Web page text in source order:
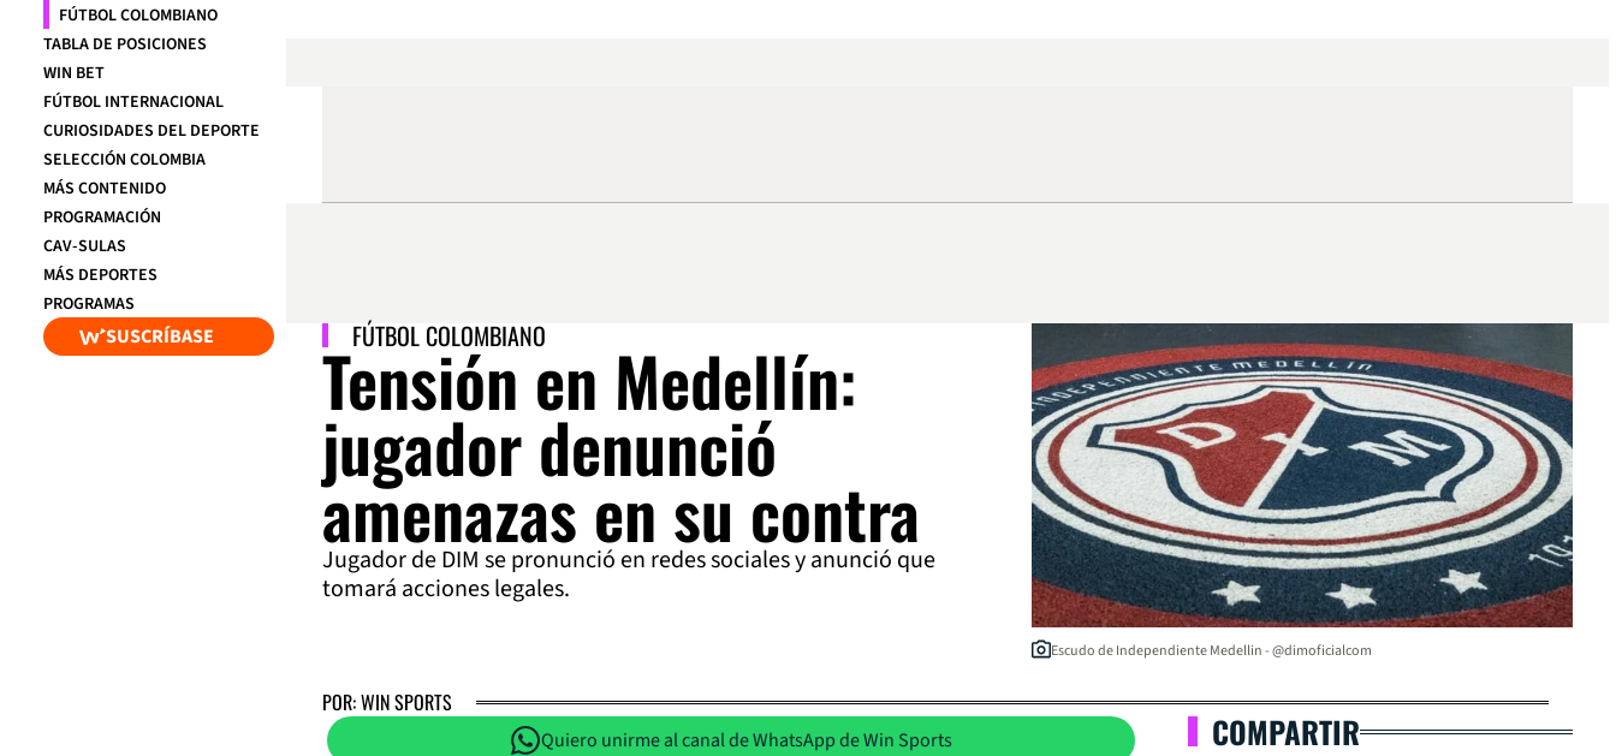
FÚTBOL COLOMBIANO
TABLA DE POSICIONES
WIN BET
FÚTBOL INTERNACIONAL
CURIOSIDADES DEL DEPORTE
SELECCIÓN COLOMBIA
MÁS CONTENIDO
PROGRAMACIÓN
CAV-SULAS
MÁS DEPORTES
PROGRAMAS
SUSCRÍBASE FÚTBOL COLOMBIANO
Tensión en Medellín:
jugador denunció
amenazas en su contra
Jugador de DIM se pronunció en redes sociales y anunció que
tomará acciones legales.
Escudo de Independiente Medellin - @dimoficialcom
POR: WIN SPORTS
Quiero unirme al canal de WhatsApp de Win Sports COMPARTIR